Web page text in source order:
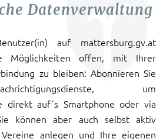
Datenverwaltung
auf mattersburg.gv.at
Möglichkeiten offen, mit Ihrer
zu bleiben: Abonnieren Sie
um
direkt auf´s Smartphone oder via
können aber auch selbst aktiv
anlegen und Ihre eigenen